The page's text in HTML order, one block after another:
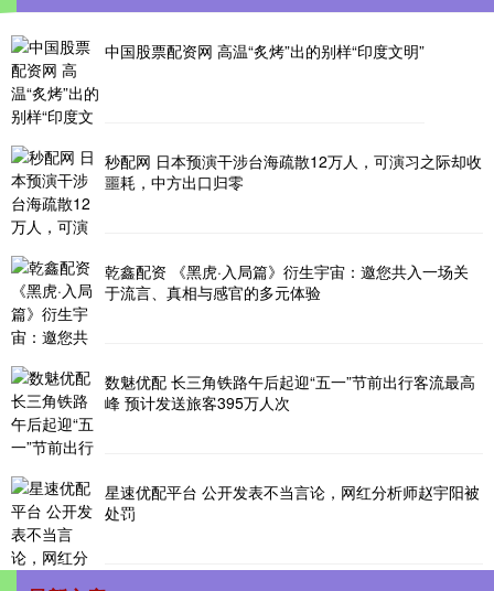
中国股票配资网 高温“炙烤”出的别样“印度文明”
秒配网 日本预演干涉台海疏散12万人，可演习之际却收
噩耗，中方出口归零
乾鑫配资 《黑虎·入局篇》衍生宇宙：邀您共入一场关
于流言、真相与感官的多元体验
数魅优配 长三角铁路午后起迎“五一”节前出行客流最高
峰 预计发送旅客395万人次
星速优配平台 公开发表不当言论，网红分析师赵宇阳被
处罚